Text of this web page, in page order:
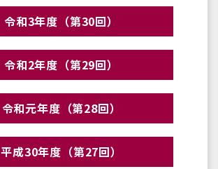
令和3年度（第30回）
令和2年度（第29回）
令和元年度（第28回）
平成30年度（第27回）